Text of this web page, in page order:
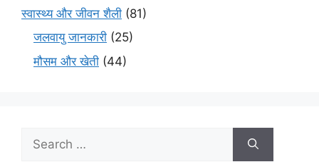
स्वास्थ्य और जीवन शैली (81)
जलवायु जानकारी (25)
मौसम और खेती (44)